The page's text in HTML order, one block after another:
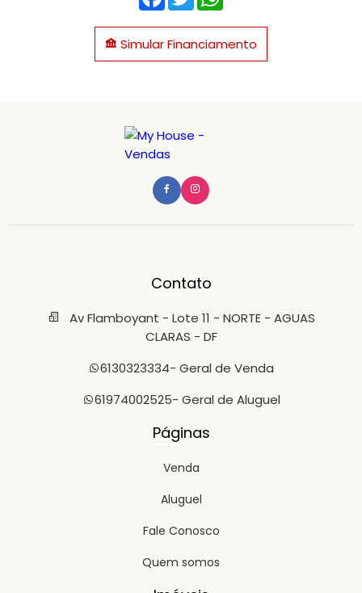
Simular Financiamento
Contato
Av Flamboyant - Lote 11 - NORTE - AGUAS
CLARAS - DF
6130323334- Geral de Venda
61974002525- Geral de Aluguel
Páginas
Venda
Aluguel
Fale Conosco
Quem somos